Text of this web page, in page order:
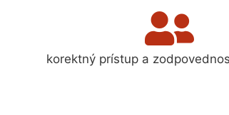
korektný prístup a